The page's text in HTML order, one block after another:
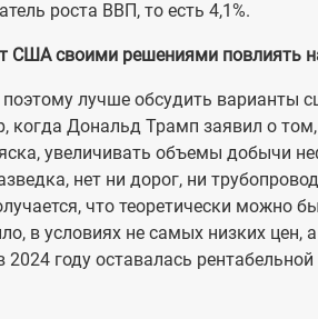
роста ВВП, то есть 4,1%.
США своими решениями повлиять
лучше обсудить варианты
когда Дональд Трамп заявил о
увеличивать объемы добычи
нет ни дорог, ни
что теоретически можно
в условиях не самых низких цен,
году оставалась рентабельной